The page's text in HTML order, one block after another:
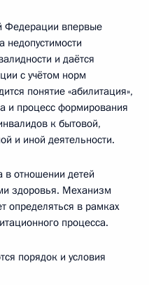
Федерации впервые
недопустимости
и даётся
с учётом норм
понятие «абилитация»,
и процесс формирования
к бытовой,
и иной деятельности.
в отношении детей
здоровья. Механизм
определяться в рамках
процесса.
порядок и условия